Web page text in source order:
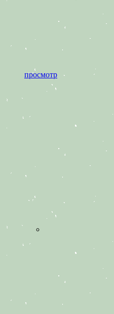
просмотр